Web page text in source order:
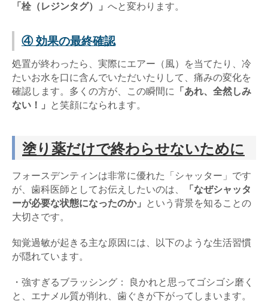
「栓（レジンタグ）」 へと変わります。
④ 効果の最終確認
処置が終わったら、実際にエアー（風）を当てたり、冷
たいお水を口に含んでいただいたりして、痛みの変化を
確認します。多くの方が、この瞬間に
「あれ、全然しみ
ない！」
と笑顔になられます。
塗り薬だけで終わらせないために
フォースデンティンは非常に優れた「シャッター」です
が、歯科医師としてお伝えしたいのは、
「なぜシャッタ
ーが必要な状態になったのか」
という背景を知ることの
大切さです。
知覚過敏が起きる主な原因には、以下のような生活習慣
が隠れています。
・強すぎるブラッシング： 良かれと思ってゴシゴシ磨く
と、エナメル質が削れ、歯ぐきが下がってしまいます。